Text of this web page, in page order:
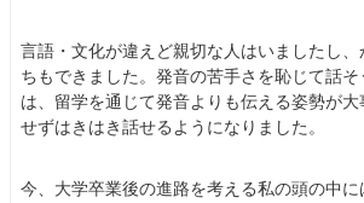
言語・文化が違えど親切な人はいましたし
ちもできました。発音の苦手さを恥じて話
は、留学を通じて発音よりも伝える姿勢が
せずはきはき話せるようになりました。
今、大学卒業後の進路を考える私の頭の中